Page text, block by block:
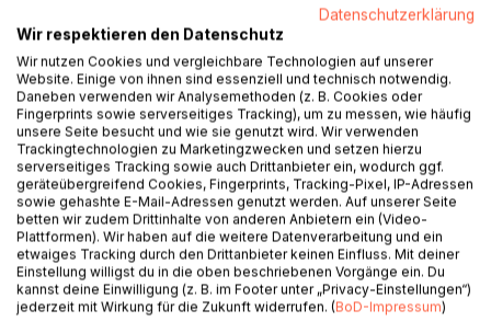
In poetischen Fragmenten entsteht ein Innenraum aus
Stille, Funktionieren und dem Versuch, nicht verloren zu
gehen. Zwischen Müdigkeit und Bewegung zeigen sich
kleine Lichtstellen Momente, in denen etwas zurückkehrt,
ohne ganz erklärbar zu sein.
Nebel ist eine Reise durch das Unklare, durch das
Schwerwerden des Alltäglichen und durch das leise
Weitergehen darin. Kein Buch über das Ende von
Dunkelheit, sondern über das Bleiben im Dazwischen.
Und über die Frage, was bleibt, wenn man sich selbst im
Datenschutzerklärung
Wir respektieren den Datenschutz
Wir nutzen Cookies und vergleichbare Technologien auf unserer
Website. Einige von ihnen sind essenziell und technisch notwendig.
Daneben verwenden wir Analysemethoden (z. B. Cookies oder
Fingerprints sowie serverseitiges Tracking), um zu messen, wie häufig
unsere Seite besucht und wie sie genutzt wird. Wir verwenden
Trackingtechnologien zu Marketingzwecken und setzen hierzu
serverseitiges Tracking sowie auch Drittanbieter ein, wodurch ggf.
geräteübergreifend Cookies, Fingerprints, Tracking-Pixel, IP-Adressen
sowie gehashte E-Mail-Adressen genutzt werden. Auf unserer Seite
betten wir zudem Drittinhalte von anderen Anbietern ein (Video-
Plattformen). Wir haben auf die weitere Datenverarbeitung und ein
etwaiges Tracking durch den Drittanbieter keinen Einfluss. Mit deiner
Einstellung willigst du in die oben beschriebenen Vorgänge ein. Du
kannst deine Einwilligung (z. B. im Footer unter „Privacy-Einstellungen“)
jederzeit mit Wirkung für die Zukunft widerrufen. (BoD-Impressum)